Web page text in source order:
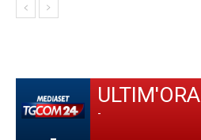
ULTIM'ORA
-